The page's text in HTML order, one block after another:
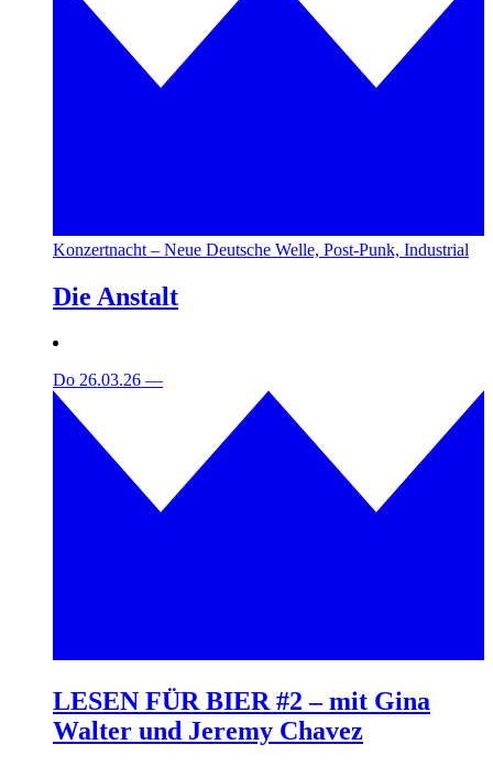
Konzertnacht – Neue Deutsche Welle, Post-Punk, Industrial
Die Anstalt
Do 26.03.26 —
LESEN FÜR BIER #2 – mit Gina
Walter und Jeremy Chavez